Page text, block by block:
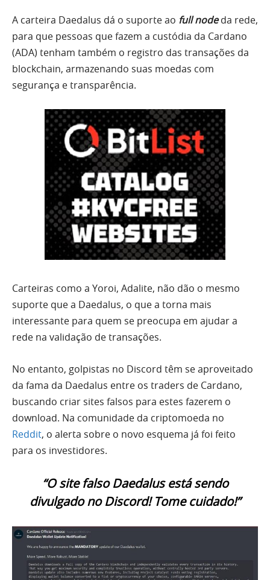
A carteira Daedalus dá o suporte ao full nodeda rede,
para que pessoas que fazem a custódia da Cardano
(ADA) tenham também o registro das transações da
blockchain, armazenando suas moedas com
segurança e transparência.
Carteiras como a Yoroi, Adalite, não dão o mesmo
suporte que a Daedalus, o que a torna mais
interessante para quem se preocupa em ajudar a
rede na validação de transações.
No entanto, golpistas no Discord têm se aproveitado
da fama da Daedalus entre os traders de Cardano,
buscando criar sites falsos para estes fazerem o
download. Na comunidade da criptomoeda no
Reddit, o alerta sobre o novo esquema já foi feito
para os investidores.
“O site falso Daedalus está sendo
divulgado no Discord! Tome cuidado!”